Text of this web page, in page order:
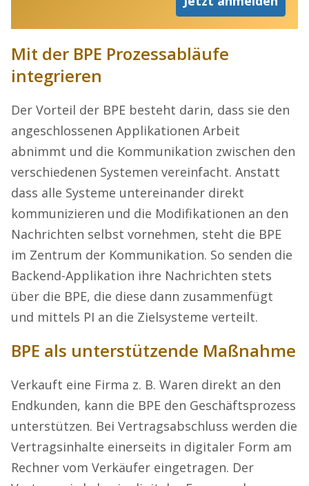
Mit der BPE Prozessabläufe
integrieren
Der Vorteil der BPE besteht darin, dass sie den
angeschlossenen Applikationen Arbeit
abnimmt und die Kommunikation zwischen den
verschiedenen Systemen vereinfacht. Anstatt
dass alle Systeme untereinander direkt
kommunizieren und die Modifikationen an den
Nachrichten selbst vornehmen, steht die BPE
im Zentrum der Kommunikation. So senden die
Backend-Applikation ihre Nachrichten stets
über die BPE, die diese dann zusammenfügt
und mittels PI an die Zielsysteme verteilt.
BPE als unterstützende Maßnahme
Verkauft eine Firma z. B. Waren direkt an den
Endkunden, kann die BPE den Geschäftsprozess
unterstützen. Bei Vertragsabschluss werden die
Vertragsinhalte einerseits in digitaler Form am
Rechner vom Verkäufer eingetragen. Der